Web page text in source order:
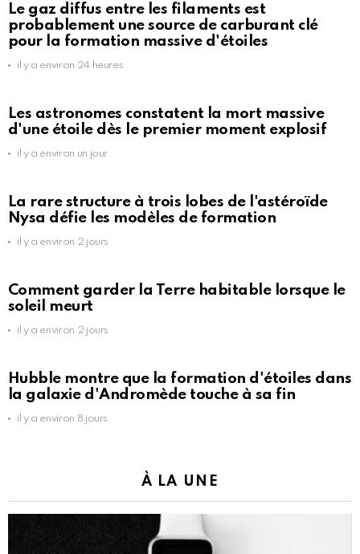
Le gaz diffus entre les filaments est
probablement une source de carburant clé
pour la formation massive d'étoiles
il y a environ 24 heures
Les astronomes constatent la mort massive
d'une étoile dès le premier moment explosif
il y a environ un jour
La rare structure à trois lobes de l'astéroïde
Nysa défie les modèles de formation
il y a environ 2 jours
Comment garder la Terre habitable lorsque le
soleil meurt
il y a environ 2 jours
Hubble montre que la formation d'étoiles dans
la galaxie d'Andromède touche à sa fin
il y a environ 8 jours
À LA UNE